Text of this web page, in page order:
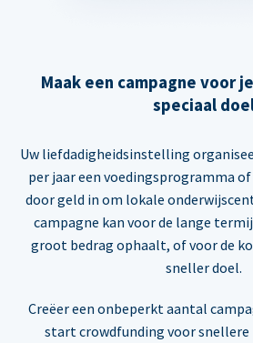
Maak een campagne voor
speciaal
Uw liefdadigheidsinstelling
per jaar een voedingsprogramma
door geld in om lokale
campagne kan voor de lange
groot bedrag ophaalt, of voor de
sneller doel.
Creëer een onbeperkt aantal
start crowdfunding voor